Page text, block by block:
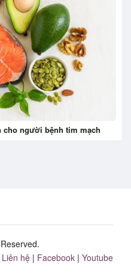
người bệnh tim mạch
Liên hệ | Facebook | Youtube